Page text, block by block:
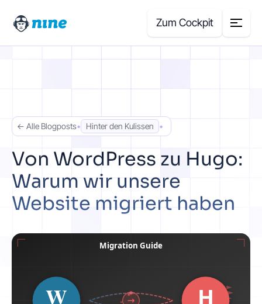
Zum Cockpit
Case Studies
Kontakt
← Alle Blogposts• Hinter den Kulissen •
Von WordPress zu Hugo:
Warum wir unsere
Website migriert haben